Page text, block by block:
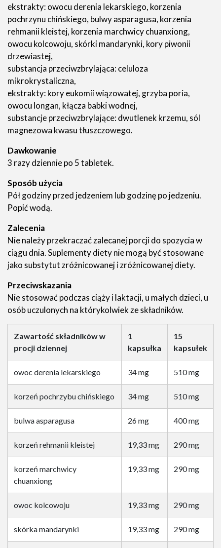
ekstrakty: owocu derenia lekarskiego, korzenia
pochrzynu chińskiego, bulwy asparagusa, korzenia
rehmanii kleistej, korzenia marchwicy chuanxiong,
owocu kolcowoju, skórki mandarynki, kory piwonii
drzewiastej,
substancja przeciwzbrylająca: celuloza
mikrokrystaliczna,
ekstrakty: kory eukomii wiązowatej, grzyba poria,
owocu longan, kłącza babki wodnej,
substancje przeciwzbrylające: dwutlenek krzemu, sól
magnezowa kwasu tłuszczowego.
Dawkowanie
3 razy dziennie po 5 tabletek.
Sposób użycia
Pół godziny przed jedzeniem lub godzinę po jedzeniu.
Popić wodą.
Zalecenia
Nie należy przekraczać zalecanej porcji do spozycia w
ciągu dnia. Suplementy diety nie mogą być stosowane
jako substytut zróżnicowanej i zróżnicowanej diety.
Przeciwskazania
Nie stosować podczas ciąży i laktacji, u małych dzieci, u
osób uczulonych na którykolwiek ze składników.
Zawartość składników w
procji dziennej
1
kapsułka
15
kapsułek
owoc derenia lekarskiego 34 mg 510 mg
korzeń pochrzybu chińskiego 34 mg 510 mg
bulwa asparagusa 26 mg 400 mg
korzeń rehmanii kleistej 19,33 mg 290 mg
korzeń marchwicy
chuanxiong
19,33 mg 290 mg
owoc kolcowoju 19,33 mg 290 mg
skórka mandarynki 19,33 mg 290 mg